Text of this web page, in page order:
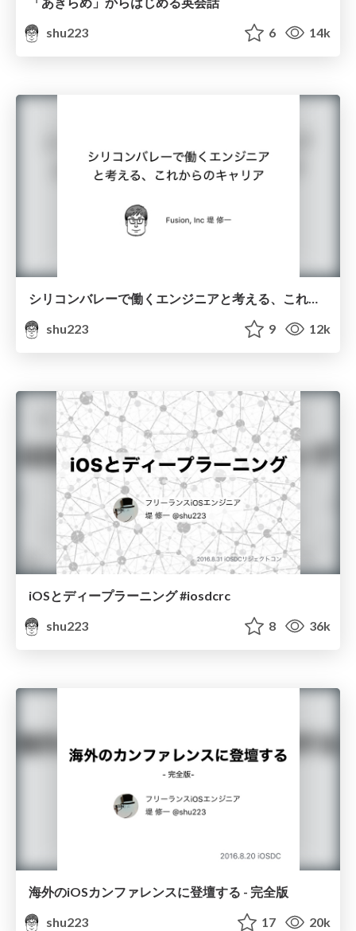
shu223
6 14k
シリコンバレーで働くエンジニアと考える、これからのキャリア
shu223
9 12k
iOSとディープラーニング #iosdcrc
shu223
8 36k
海外のiOSカンファレンスに登壇する - 完全版
shu223
17 20k